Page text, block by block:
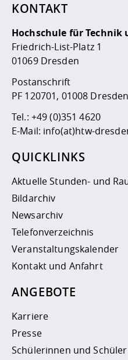
KONTAKT
Hochschule für Technik
Friedrich-List-Platz 1
01069 Dresden
Postanschrift
PF 120701, 01008 Dresden
Tel.: +49 (0)351 4620
E-Mail: info(at)htw-
QUICKLINKS
Aktuelle Stunden- und
Bildarchiv
Newsarchiv
Telefonverzeichnis
Veranstaltungskalender
Kontakt und Anfahrt
ANGEBOTE
Karriere
Presse
Schülerinnen und Schüler